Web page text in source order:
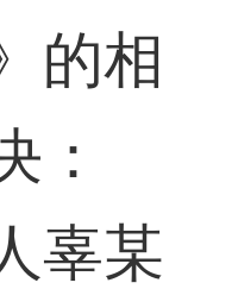
的相
：
辜某